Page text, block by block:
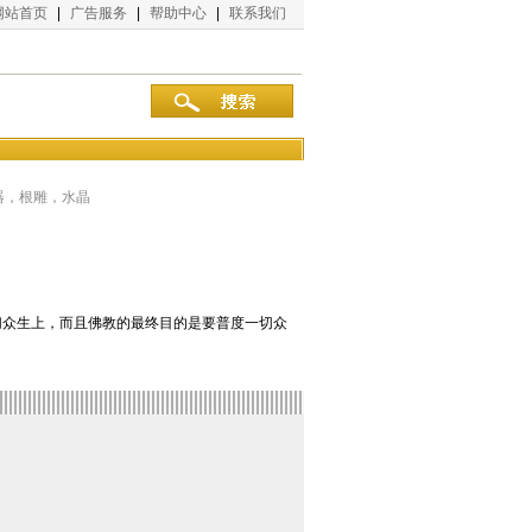
站首页 广告服务 帮助中心 联系我们
根雕，水晶
生上，而且佛教的最终目的是要普度一切众